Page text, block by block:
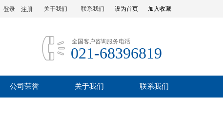
设为首页 加入收藏
登录 注册 联系我们
关于我们
全国客户咨询服务电话
021-68396819
公司荣誉 关于我们 联系我们